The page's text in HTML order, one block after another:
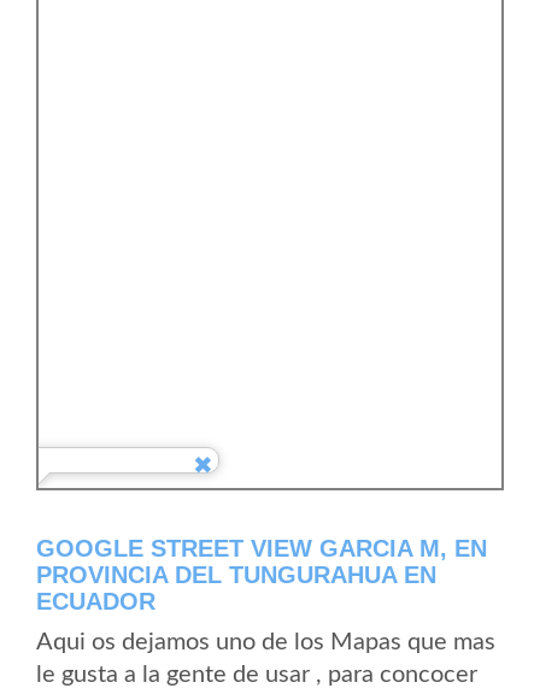
GOOGLE STREET VIEW GARCIA M, EN
PROVINCIA DEL TUNGURAHUA EN
ECUADOR
Aqui os dejamos uno de los Mapas que mas
le gusta a la gente de usar , para concocer